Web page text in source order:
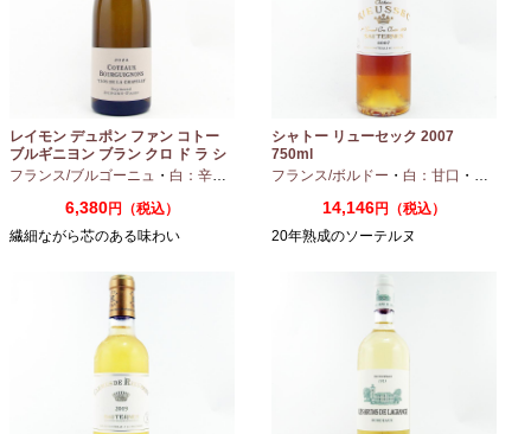
レイモン デュポン ファン コトー
ブルギニヨン ブラン クロ ド ラ シ
ャペル 2024 750ml
フランス/ブルゴーニュ ・ 白：辛口 シャルドネ
6,380円（税込）
繊細ながら芯のある味わい
シャトー リューセック 2007
750ml
フランス/ボルドー ・ 白：甘口 ・ セミヨン
14,146円（税込）
20年熟成のソーテルヌ